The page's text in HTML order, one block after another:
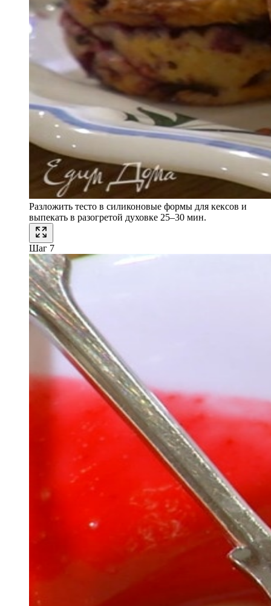
Разложить тесто в силиконовые формы для кексов и
выпекать в разогретой духовке 25–30 мин.
Шаг 7